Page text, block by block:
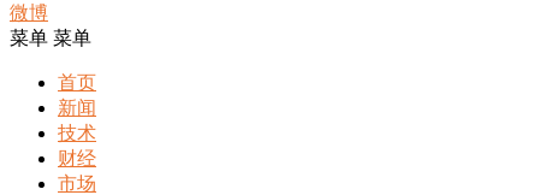
微博
菜单 菜单
首页
新闻
技术
财经
市场